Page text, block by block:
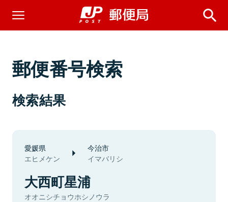
郵便番号検索
検索結果
愛媛県
エヒメケン
今治市
イマバリシ
大西町星浦
オオニシチョウホシノウラ